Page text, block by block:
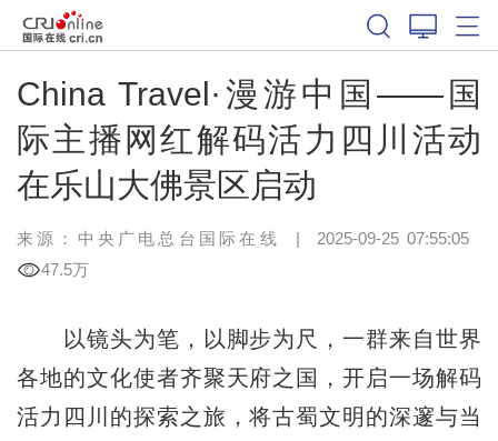
China Travel·漫游中国——国
际主播网红解码活力四川活动
在乐山大佛景区启动
来源：中央广电总台国际在线 | 2025-09-25 07:55:05
47.5万
以镜头为笔，以脚步为尺，一群来自世界
各地的文化使者齐聚天府之国，开启一场解码
活力四川的探索之旅，将古蜀文明的深邃与当